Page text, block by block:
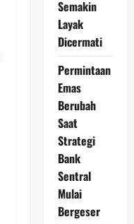
Semakin
Layak
Dicermati
Permintaan
Emas
Berubah
Saat
Strategi
Bank
Sentral
Mulai
Bergeser